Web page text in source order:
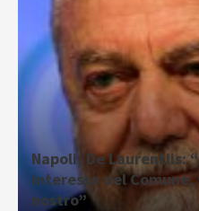
Napoli, De Laurentiis:
interessa del
nostro”